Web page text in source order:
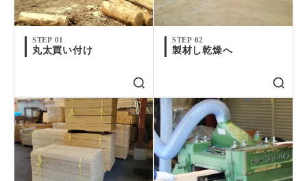
STEP 01
丸太買い付け
STEP 02
製材し乾燥へ